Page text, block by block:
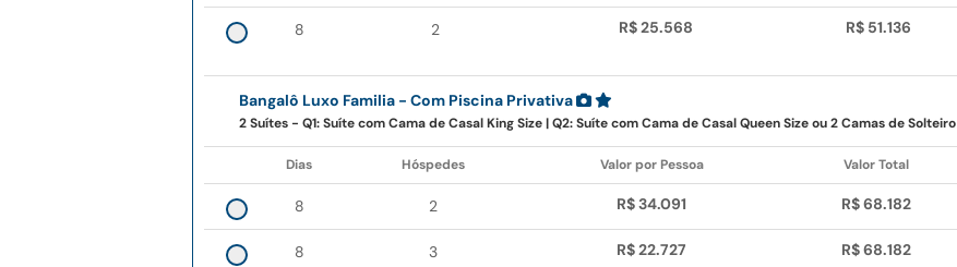
8 2 R$ 25.568 R$ 51.136
Bangalô Luxo Familia - Com Piscina Privativa
2 Suítes - Q1: Suíte com Cama de Casal King Size | Q2: Suíte com Cama de Casal Queen Size ou 2 Camas de Solteiro
Dias Hóspedes Valor por Pessoa Valor Total
8 2 R$ 34.091 R$ 68.182
8 3 R$ 22.727 R$ 68.182